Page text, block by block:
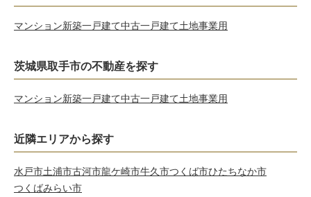
マンション新築一戸建て中古一戸建て土地事業用
茨城県取手市の不動産を探す
マンション新築一戸建て中古一戸建て土地事業用
近隣エリアから探す
水戸市土浦市古河市龍ケ崎市牛久市つくば市ひたちなか市
つくばみらい市